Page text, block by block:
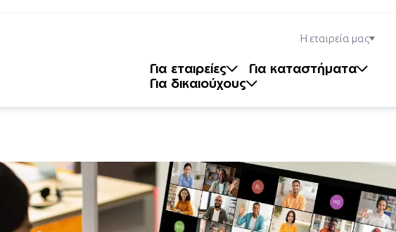
Η εταιρεία μας
Για εταιρείες
Για καταστήματα
Για δικαιούχους